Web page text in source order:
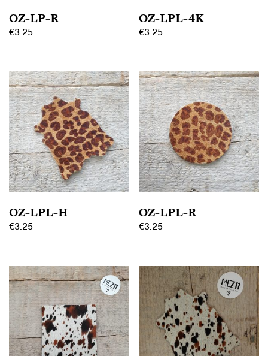
OZ-LP-R
€3.25
OZ-LPL-4K
€3.25
OZ-LPL-H
€3.25
OZ-LPL-R
€3.25